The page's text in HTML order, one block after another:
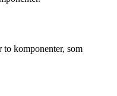
komponenter, som